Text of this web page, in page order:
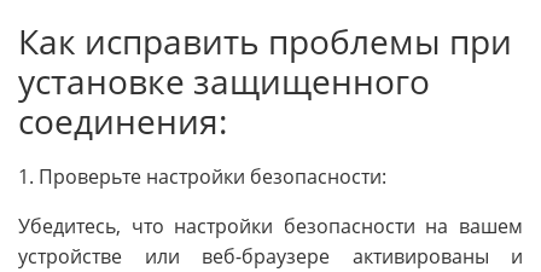
Как исправить проблемы при
установке защищенного
соединения:
1. Проверьте настройки безопасности:
Убедитесь, что настройки безопасности на вашем
устройстве или веб-браузере активированы и